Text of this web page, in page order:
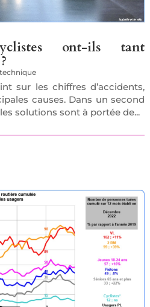
ont-ils tant
sur les chiffres d’accidents,
causes. Dans un second
solutions sont à portée de...